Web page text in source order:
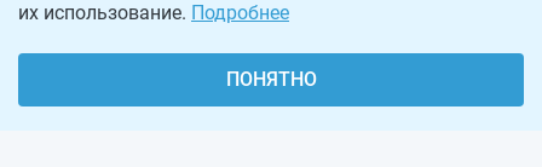
их использование. Подробнее
ПОНЯТНО